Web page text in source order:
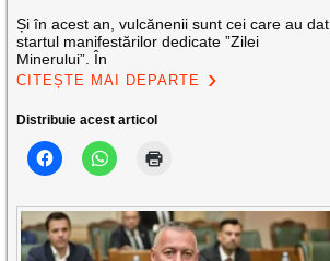
Și în acest an, vulcănenii sunt cei care au dat
startul manifestărilor dedicate ”Zilei
Minerului”. În
CITEȘTE MAI DEPARTE
Distribuie acest articol